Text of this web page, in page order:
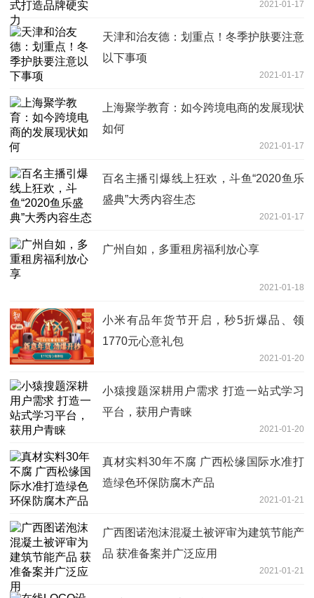
2021-01-17
天津和治友德：划重点！冬季护肤要注意
以下事项
2021-01-17
上海聚学教育：如今跨境电商的发展现状
如何
2021-01-17
百名主播引爆线上狂欢，斗鱼“2020鱼乐
盛典”大秀内容生态
2021-01-17
广州自如，多重租房福利放心享
2021-01-18
小米有品年货节开启，秒5折爆品、领
1770元心意礼包
2021-01-20
小猿搜题深耕用户需求 打造一站式学习
平台，获用户青睐
2021-01-20
真材实料30年不腐 广西松缘国际水准打
造绿色环保防腐木产品
2021-01-21
广西图诺泡沫混凝土被评审为建筑节能产
品 获准备案并广泛应用
2021-01-21